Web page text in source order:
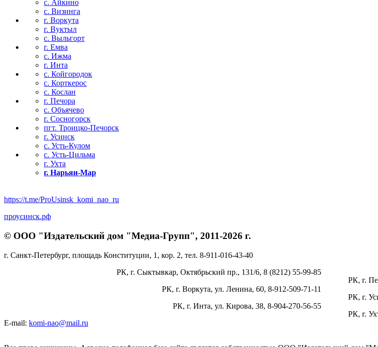
с. Айкино
с. Визинга
г. Воркута
г. Вуктыл
с. Выльгорт
г. Емва
с. Ижма
г. Инта
с. Койгородок
с. Корткерос
с. Кослан
г. Печора
с. Объячево
г. Сосногорск
пгт. Троицко-Печорск
г. Усинск
с. Усть-Кулом
с. Усть-Цильма
г. Ухта
г. Нарьян-Мар
https://t.me/ProUsinsk_komi_nao_ru
проусинск.рф
© ООО "Издательский дом "Медиа-Групп", 2011-2026 г.
г. Санкт-Петербург, площадь Конституции, 1, кор. 2, тел. 8-911-016-43-40
РК, г.
РК, г.
РК, г.
РК, г. Сыктывкар, Октябрьский пр., 131/6, 8 (8212) 55-99-85
РК, г. Воркута, ул. Ленина, 60, 8-912-509-71-11
РК, г. Инта, ул. Кирова, 38, 8-904-270-56-55
E-mail: komi-nao@mail.ru